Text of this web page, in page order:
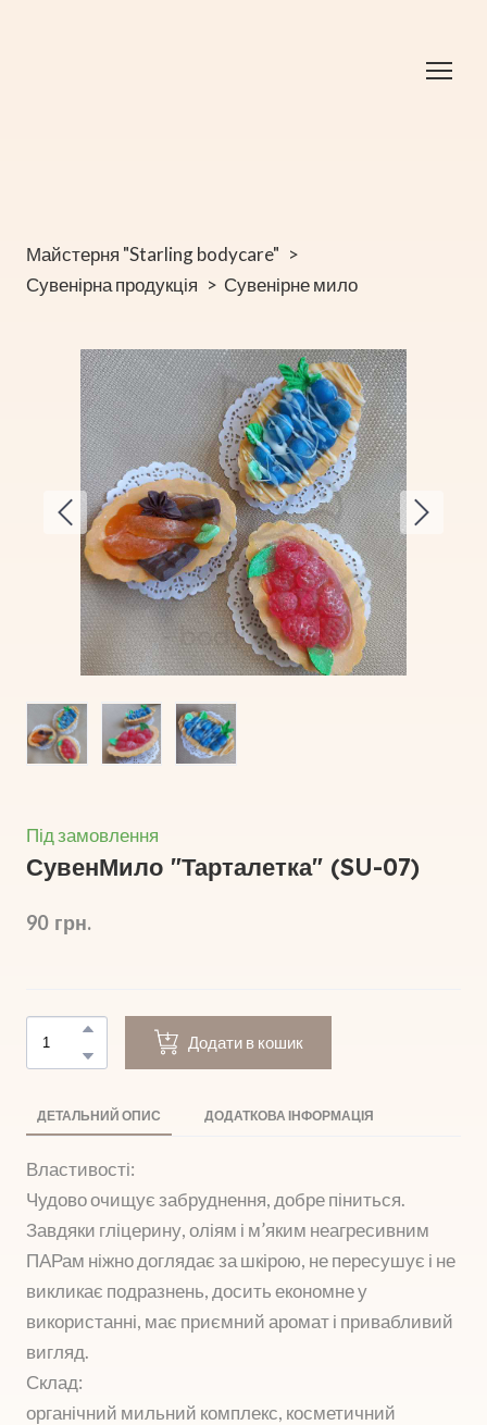
Майстерня "Starling bodycare"
Сувенірна продукція
Сувенірне мило
Під замовлення
СувенМило "Тарталетка" (SU-07)
90  грн.
Додати в кошик
ДЕТАЛЬНИЙ ОПИС ДОДАТКОВА ІНФОРМАЦІЯ
Властивості:
Чудово очищує забруднення, добре піниться.
Завдяки гліцерину, оліям і м’яким неагресивним
ПАРам ніжно доглядає за шкірою, не пересушує і не
викликає подразнень, досить економне у
використанні, має приємний аромат і привабливий
вигляд.
Склад:
органічний мильний комплекс, косметичний